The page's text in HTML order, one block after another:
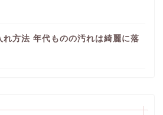
れ方法 年代ものの汚れは綺麗に落